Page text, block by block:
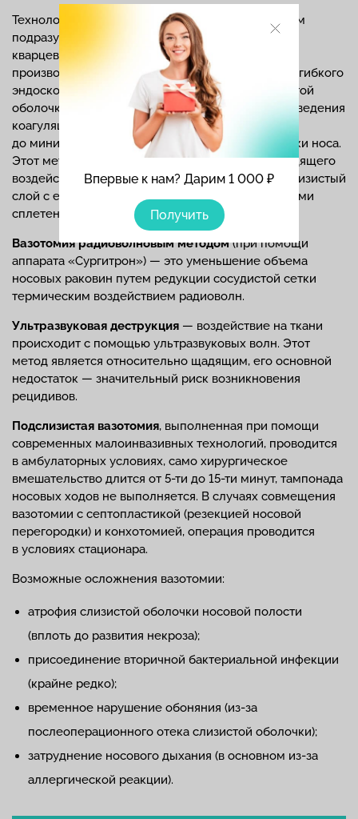
Впервые к нам? Дарим 1 000 ₽
Получить
Технология выполнения операции этим способом
подразумевает введение в подслизистый слой
кварцевого волокна световода. Вмешательство
производится под видеоконтролем при помощи гибкого
эндоскопа. Проводник продвигается под слизистой
оболочкой, задерживаясь в месте входа для проведения
коагуляции сосудов, что позволяет снизить
до минимума кровоточивость слизистой оболочки носа.
Этот метод позволяет достичь максимально щадящего
воздействия на мерцательный эпителий и подслизистый
слой с его железами и сосудистыми кавернозными
сплетениями.
Вазотомия радиоволновым методом(при помощи
аппарата «Сургитрон») — это уменьшение объема
носовых раковин путем редукции сосудистой сетки
термическим воздействием радиоволн.
Ультразвуковая деструкция — воздействие на ткани
происходит с помощью ультразвуковых волн. Этот
метод является относительно щадящим, его основной
недостаток — значительный риск возникновения
рецидивов.
Подслизистая вазотомия, выполненная при помощи
современных малоинвазивных технологий, проводится
в амбулаторных условиях, само хирургическое
вмешательство длится от 5-ти до 15-ти минут, тампонада
носовых ходов не выполняется. В случаях совмещения
вазотомии с септопластикой (резекцией носовой
перегородки) и конхотомией, операция проводится
в условиях стационара.
Возможные осложнения вазотомии:
атрофия слизистой оболочки носовой полости
(вплоть до развития некроза);
присоединение вторичной бактериальной инфекции
(крайне редко);
временное нарушение обоняния (из-за
послеоперационного отека слизистой оболочки);
затруднение носового дыхания (в основном из-за
аллергической реакции).